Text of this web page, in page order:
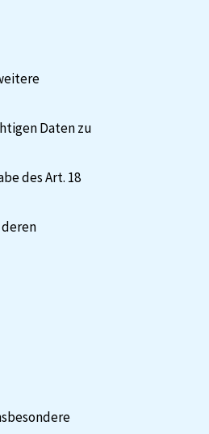
Daten zu
des Art. 18